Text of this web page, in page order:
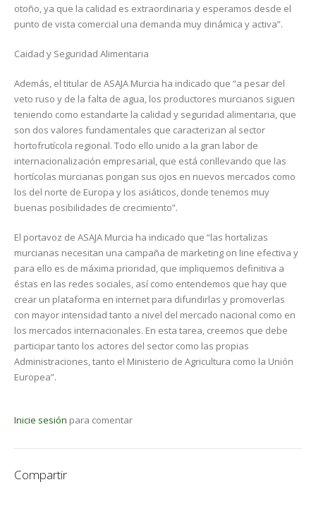
otoño, ya que la calidad es extraordinaria y esperamos desde el
punto de vista comercial una demanda muy dinámica y activa”.
Caidad y Seguridad Alimentaria
Además, el titular de ASAJA Murcia ha indicado que “a pesar del
veto ruso y de la falta de agua, los productores murcianos siguen
teniendo como estandarte la calidad y seguridad alimentaria, que
son dos valores fundamentales que caracterizan al sector
hortofrutícola regional. Todo ello unido a la gran labor de
internacionalización empresarial, que está conllevando que las
hortícolas murcianas pongan sus ojos en nuevos mercados como
los del norte de Europa y los asiáticos, donde tenemos muy
buenas posibilidades de crecimiento”.
El portavoz de ASAJA Murcia ha indicado que “las hortalizas
murcianas necesitan una campaña de marketing on line efectiva y
para ello es de máxima prioridad, que impliquemos definitiva a
éstas en las redes sociales, así como entendemos que hay que
crear un plataforma en internet para difundirlas y promoverlas
con mayor intensidad tanto a nivel del mercado nacional como en
los mercados internacionales. En esta tarea, creemos que debe
participar tanto los actores del sector como las propias
Administraciones, tanto el Ministerio de Agricultura como la Unión
Europea”.
Inicie sesión para comentar
Compartir